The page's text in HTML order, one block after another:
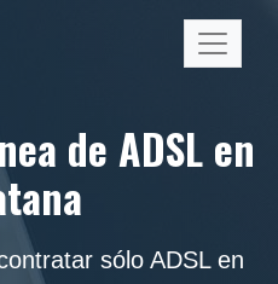
de ADSL en
sólo ADSL en